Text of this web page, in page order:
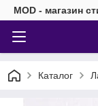
MOD - магазин
Каталог